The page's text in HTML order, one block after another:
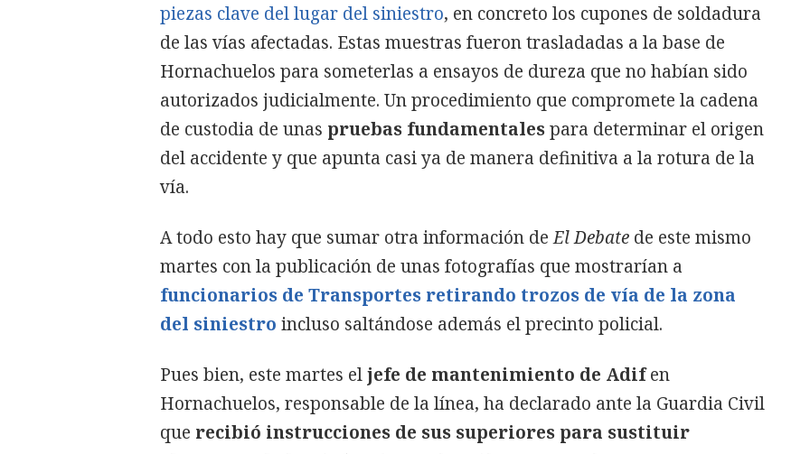
piezas clave del lugar del siniestro, en concreto los cupones de soldadura
de las vías afectadas. Estas muestras fueron trasladadas a la base de
Hornachuelos para someterlas a ensayos de dureza que no habían sido
autorizados judicialmente. Un procedimiento que compromete la cadena
de custodia de unas pruebas fundamentalespara determinar el origen
del accidente y que apunta casi ya de manera definitiva a la rotura de la
vía.
A todo esto hay que sumar otra información deEl Debate de este mismo
martes con la publicación de unas fotografías que mostrarían a
funcionarios de Transportes retirando trozos de vía de la zona
del siniestro incluso saltándose además el precinto policial.
Pues bien, este martes eljefe de mantenimiento de Adifen
Hornachuelos, responsable de la línea, ha declarado ante la Guardia Civil
que recibió instrucciones de sus superiores para sustituir